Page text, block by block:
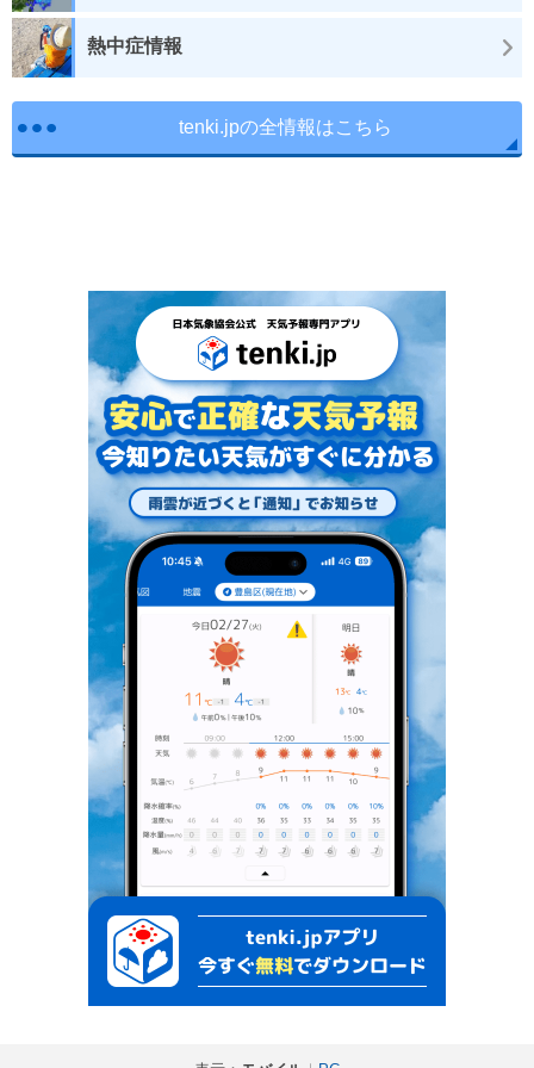
熱中症情報
tenki.jpの全情報はこちら